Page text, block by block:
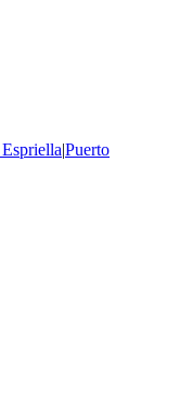
|Puerto